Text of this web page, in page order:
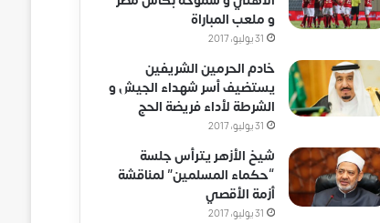
و ملعب المباراة
31 يوليو، 2017
خادم الحرمين الشريفين
يستضيف أسر شهداء الجيش و
الشرطة لأداء فريضة الحج
31 يوليو، 2017
شيخ الأزهر يترأس جلسة
“حكماء المسلمين” لمناقشة
أزمة الأقصي
31 يوليو، 2017